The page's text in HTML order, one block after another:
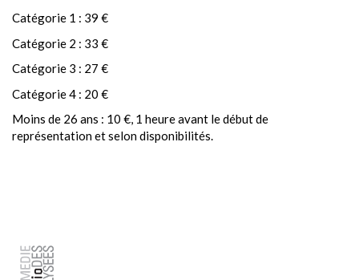
Catégorie 1 : 39 €
Catégorie 2 : 33 €
Catégorie 3 : 27 €
Catégorie 4 : 20 €
Moins de 26 ans : 10 €, 1 heure avant le début de
représentation et selon disponibilités.